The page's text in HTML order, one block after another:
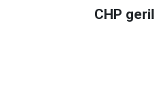
CHP